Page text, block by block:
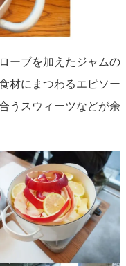
ーブを加えたジャムの
材にまつわるエピソー
うスウィーツなどが余